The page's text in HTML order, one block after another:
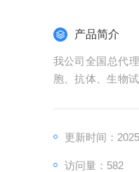
产品简介
我公司全国总代
胞、抗体、生物
更新时间：
访问量：582